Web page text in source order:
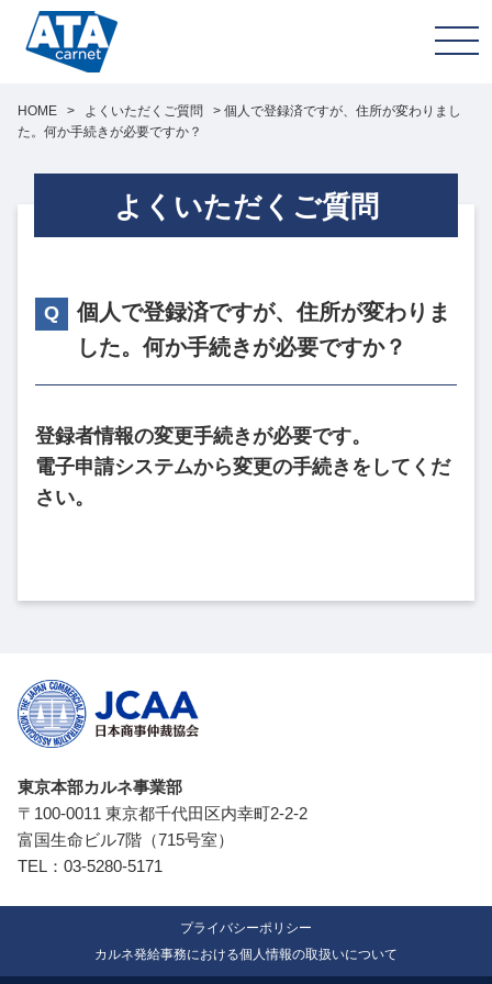
HOME > よくいただくご質問 > 個人で登録済ですが、住所が変わりまし
た。何か手続きが必要ですか？
よくいただくご質問
個人で登録済ですが、住所が変わりま
した。何か手続きが必要ですか？
登録者情報の変更手続きが必要です。
電子申請システムから変更の手続きをしてくだ
さい。
東京本部カルネ事業部
〒100-0011 東京都千代田区内幸町2-2-2
富国生命ビル7階（715号室）
TEL： 03-5280-5171
プライバシーポリシー
カルネ発給事務における個人情報の取扱いについて